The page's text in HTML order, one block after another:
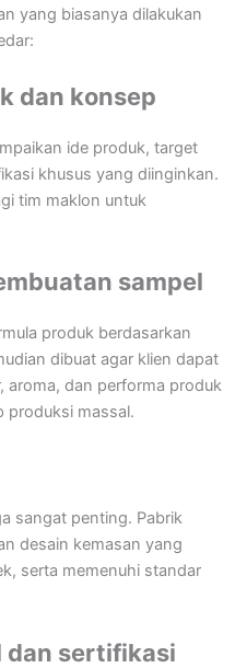
yang biasanya dilakukan
dan konsep
ide produk, target
khusus yang diinginkan.
tim maklon untuk
sampel
produk berdasarkan
dibuat agar klien dapat
aroma, dan performa produk
produksi massal.
sangat penting. Pabrik
desain kemasan yang
serta memenuhi standar
dan sertifikasi